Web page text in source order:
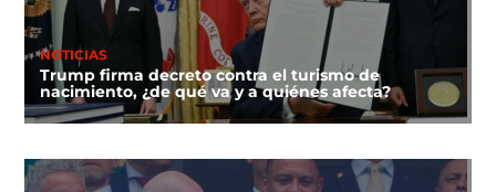
NOTICIAS
Trump firma decreto contra el turismo de
nacimiento, ¿de qué va y a quiénes afecta?